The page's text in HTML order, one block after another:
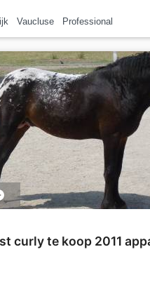
Vaucluse Professional
curly te koop 2011